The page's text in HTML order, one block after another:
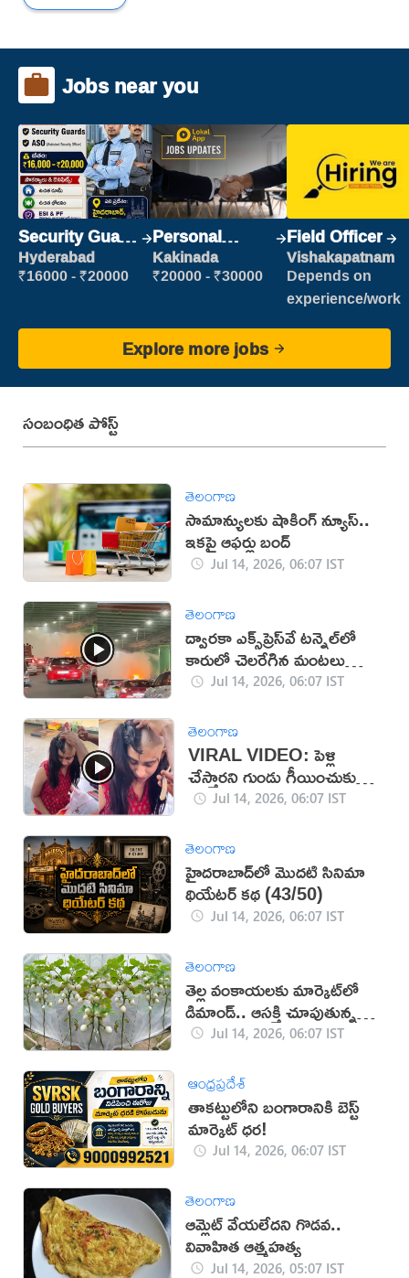
Jobs near you
Security Guard
(Security)
Hyderabad
₹16000 - ₹20000
Personal
Assistant
Kakinada
₹20000 - ₹30000
Field Officer
Vishakapatnam
Depends on
experience/work
Explore more jobs
సంబంధిత పోస్ట్
తెలంగాణ
సామాన్యులకు షాకింగ్ న్యూస్..
ఇకపై ఆఫర్లు బంద్
Jul 14, 2026, 06:07 IST
తెలంగాణ
ద్వారకా ఎక్స్‌ప్రెస్‌వే టన్నెల్‌లో
కారులో చెలరేగిన మంటలు
(వీడియో)
Jul 14, 2026, 06:07 IST
తెలంగాణ
VIRAL VIDEO: పెళ్లి
చేస్తారని గుండు గీయించుకున్న
అమ్మాయి
Jul 14, 2026, 06:07 IST
తెలంగాణ
హైదరాబాద్‌లో మొదటి సినిమా
థియేటర్ కథ (43/50)
Jul 14, 2026, 06:07 IST
తెలంగాణ
తెల్ల వంకాయలకు మార్కెట్‌లో
డిమాండ్.. ఆసక్తి చూపుతున్న
రైతులుJul 14, 2026, 06:07 IST
ఆంధ్రప్రదేశ్
తాకట్టులోని బంగారానికి బెస్ట్
మార్కెట్ ధర!
Jul 14, 2026, 06:07 IST
తెలంగాణ
ఆమ్లెట్ వేయలేదని గొడవ..
వివాహిత ఆత్మహత్య
Jul 14, 2026, 05:07 IST